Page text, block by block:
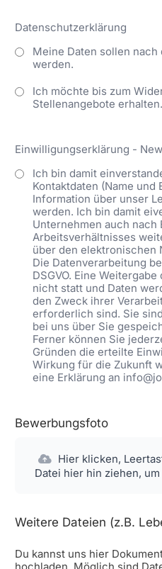
Datenschutzerklärung
Meine Daten sollen
werden.
Ich möchte bis zum
Stellenangebote erhalten.
Einwilligungserklärung -
Ich bin damit
Kontaktdaten (Name
Information über unser
werden. Ich bin damit
Unternehmen auch nach
Arbeitsverhältnisses
über den elektronischen
Die Datenverarbeitung
DSGVO. Eine
nicht statt und Daten
den Zweck ihrer
erforderlich sind. Sie
bei uns über Sie
Ferner können Sie
Gründen die erteilte
Wirkung für die Zukunft
eine Erklärung an
Bewerbungsfoto
Hier klicken,
Datei hier hin ziehen,
Weitere Dateien (z.B.
Du kannst uns hier